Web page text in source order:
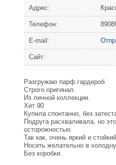
Адрес:
Телефон:
Е-mail:
Сайт:
Разгружаю парф.гардероб
Строго оригинал.
Из личной коллекции.
Хит 90
Купила спонтанно, без
Подруга расхваливала, но
осторожностью
Так как, очень яркий и
Носить желательно в
Без коробки.